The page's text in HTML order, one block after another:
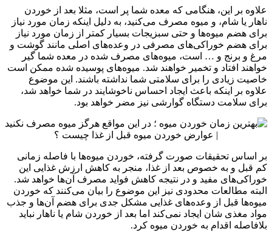
علاوه بر این، هنگامی که معده شما پر است، مثلا بعد از خوردن
ناهار یا شام، و میوه مصرف می‌کنید، به دلیل اینکه زمان مورد نیاز
برای هضم میوه‌ها و حتی سبزیجات بسیار کمتر از زمان مورد نیاز
برای هضم خوراکی‌های مصرفی در وعده‌های اصلی مانند گوشت و
مرغ و برنج و … است، میوه‌های مصرف شده در معده شما گیر
خواهند افتاد و تخمیر خواهند شد. میوه‌های پوسیده شده ممکن است
خاصیت زیادی را برای سلامتی شما نداشته باشند. این موضوع
علاوه بر اینکه باعث ایجاد احساس ناخوشایند در شما خواهد شد،
برای سلامت دستگاه گوارشی نیز مضر خواهد بود.
بر اساس تحقیقات صورت گرفته، خوردن میوه‌ها با فاصله زمانی
کم قبل و به خصوص بعد از غذا، منجر به کاهش ارزش غذایی این
خوراکی‌های مفید و در نتیجه کاهش فواید مصرف آن‌ها خواهد شد.
البته مطالعات محدودی نیز این موضوع را بیان می‌کنند که خوردن
میوه‌ها قبل از وعده‌های غذایی مشکل جدی برای هضم آن‌ها و جذب
مواد مغذی شان ایجاد نمی‌کند اما بعد از خوردن شام یا ناهار نباید
بلافاصله اقدام به خوردن میوه کرد.